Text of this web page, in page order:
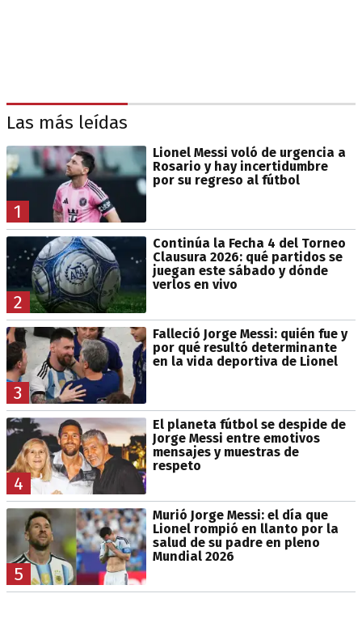
Las más leídas
1
Lionel Messi voló de urgencia a
Rosario y hay incertidumbre
por su regreso al fútbol
2
Continúa la Fecha 4 del Torneo
Clausura 2026: qué partidos se
juegan este sábado y dónde
verlos en vivo
3
Falleció Jorge Messi: quién fue y
por qué resultó determinante
en la vida deportiva de Lionel
4
El planeta fútbol se despide de
Jorge Messi entre emotivos
mensajes y muestras de
respeto
5
Murió Jorge Messi: el día que
Lionel rompió en llanto por la
salud de su padre en pleno
Mundial 2026